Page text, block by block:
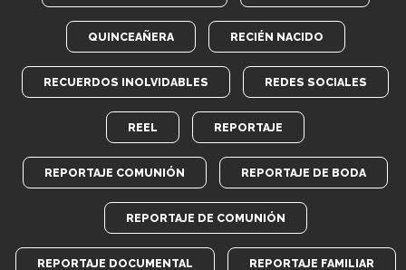
QUINCEAÑERA RECIÉN NACIDO
RECUERDOS INOLVIDABLES REDES SOCIALES
REEL REPORTAJE
REPORTAJE COMUNIÓN REPORTAJE DE BODA
REPORTAJE DE COMUNIÓN
REPORTAJE DOCUMENTAL REPORTAJE FAMILIAR